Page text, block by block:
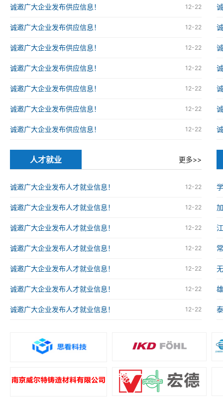
12-22
诚邀广大企业发布供应信息！
12-22
诚邀广大企业发布供应信息！
12-22
诚邀广大企业发布供应信息！
12-22
诚邀广大企业发布供应信息！
12-22
诚邀广大企业发布供应信息！
12-22
诚邀广大企业发布供应信息！
12-22
诚邀广大企业发布供应信息！
人才就业 更多>>
12-22
诚邀广大企业发布人才就业信息！
12-22
诚邀广大企业发布人才就业信息！
12-22
诚邀广大企业发布人才就业信息！
12-22
诚邀广大企业发布人才就业信息！
12-22
诚邀广大企业发布人才就业信息！
12-22
诚邀广大企业发布人才就业信息！
12-22
诚邀广大企业发布人才就业信息！